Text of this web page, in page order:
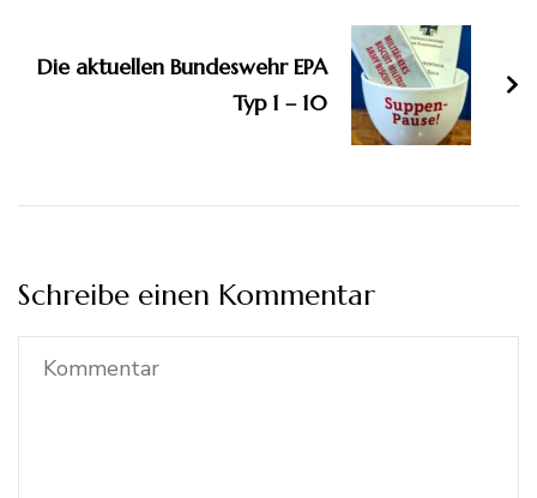
Die aktuellen Bundeswehr EPA
Typ 1 – 10
Schreibe einen Kommentar